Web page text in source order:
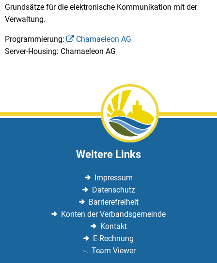
Grundsätze für die elektronische Kommunikation mit der
Verwaltung.
Programmierung:
Chamaeleon AG
Server-Housing: Chamaeleon AG
Weitere Links
Impressum
Datenschutz
Barrierefreiheit
Konten der Verbandsgemeinde
Kontakt
E-Rechnung
Team Viewer